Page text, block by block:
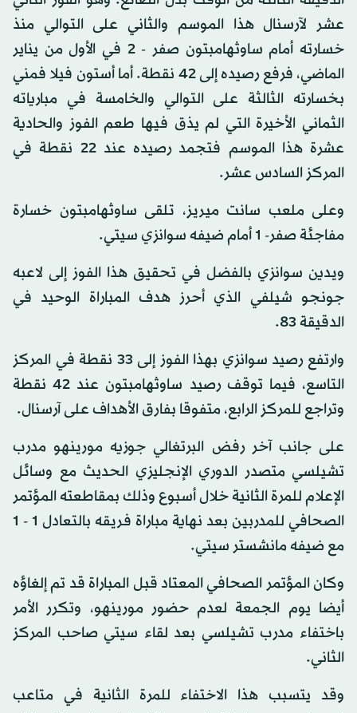
عشر لآرسنال هذا الموسم والثاني على التوالي منذ
خسارته أمام ساوثهامبتون صفر - 2 في الأول من يناير
الماضي، فرفع رصيده إلى 42 نقطة. أما أستون فيلا فمني
بخسارته الثالثة على التوالي والخامسة في مبارياته
الثماني الأخيرة التي لم يذق فيها طعم الفوز والحادية
عشرة هذا الموسم فتجمد رصيده عند 22 نقطة في
المركز السادس عشر.
وعلى ملعب سانت ميريز، تلقى ساوثهامبتون خسارة
مفاجئة صفر- 1 أمام ضيفه سوانزي سيتي.
ويدين سوانزي بالفضل في تحقيق هذا الفوز إلى لاعبه
جونجو شيلفي الذي أحرز هدف المباراة الوحيد في
الدقيقة 83.
وارتفع رصيد سوانزي بهذا الفوز إلى 33 نقطة في المركز
التاسع، فيما توقف رصيد ساوثهامبتون عند 42 نقطة
وتراجع للمركز الرابع، متفوقا بفارق الأهداف على آرسنال.
على جانب آخر رفض البرتغالي جوزيه مورينهو مدرب
تشيلسي متصدر الدوري الإنجليزي الحديث مع وسائل
الإعلام للمرة الثانية خلال أسبوع وذلك بمقاطعته المؤتمر
الصحافي للمدربين بعد نهاية مباراة فريقه بالتعادل 1 - 1
مع ضيفه مانشستر سيتي.
وكان المؤتمر الصحافي المعتاد قبل المباراة قد تم إلغاؤه
أيضا يوم الجمعة لعدم حضور مورينهو، وتكرر الأمر
باختفاء مدرب تشيلسي بعد لقاء سيتي صاحب المركز
الثاني.
وقد يتسبب هذا الاختفاء للمرة الثانية في متاعب